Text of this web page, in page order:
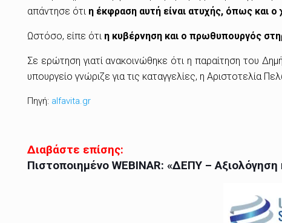
απάντησε ότι η έκφραση αυτή είναι ατυχής, όπως και
Ωστόσο, είπε ότι η κυβέρνηση και ο πρωθυπουργός
Σε ερώτηση γιατί ανακοινώθηκε ότι η παραίτηση του
υπουργείο γνώριζε για τις καταγγελίες, η Αριστοτελία
Πηγή: alfavita.gr
Διαβάστε επίσης:
Πιστοποιημένο WEBINAR: «ΔΕΠΥ –